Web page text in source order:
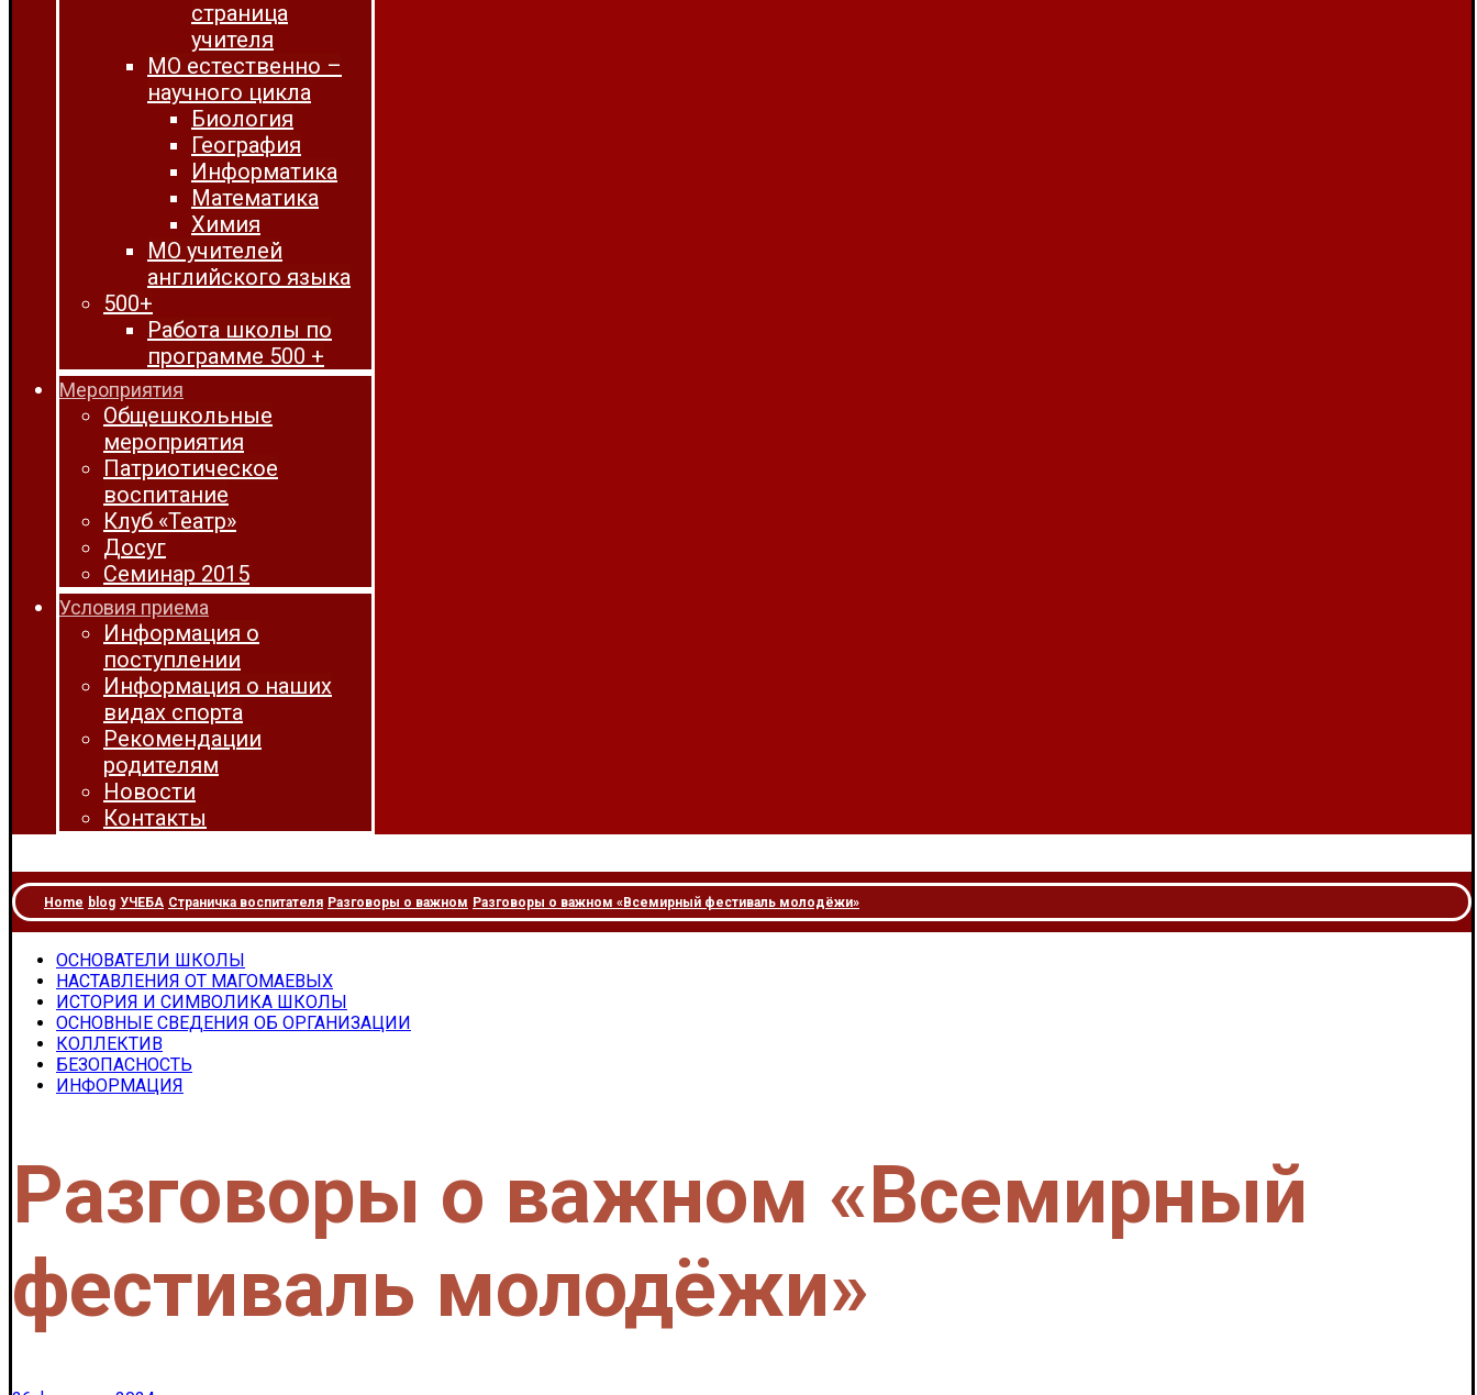
страница
учителя
МО естественно –
научного цикла
Биология
География
Информатика
Математика
Химия
МО учителей
английского языка
500+
Работа школы по
программе 500 +
Мероприятия
Общешкольные
мероприятия
Патриотическое
воспитание
Клуб «Театр»
Досуг
Семинар 2015
Условия приема
Информация о
поступлении
Информация о наших
видах спорта
Рекомендации
родителям
Новости
Контакты
Home blog УЧЕБА Страничка воспитателя Разговоры о важном Разговоры о важном «Всемирный фестиваль молодёжи»
ОСНОВАТЕЛИ ШКОЛЫ
НАСТАВЛЕНИЯ ОТ МАГОМАЕВЫХ
ИСТОРИЯ И СИМВОЛИКА ШКОЛЫ
ОСНОВНЫЕ СВЕДЕНИЯ ОБ ОРГАНИЗАЦИИ
КОЛЛЕКТИВ
БЕЗОПАСНОСТЬ
ИНФОРМАЦИЯ
Разговоры о важном «Всемирный
фестиваль молодёжи»